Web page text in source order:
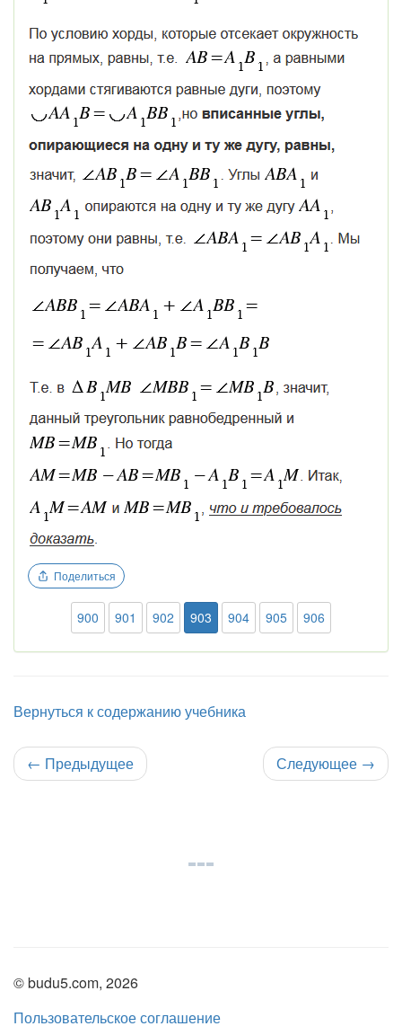
Поделиться
900 901 902 903 904 905 906
Вернуться к содержанию учебника
← Предыдущее Следующее →
© budu5.com, 2026
Пользовательское соглашение